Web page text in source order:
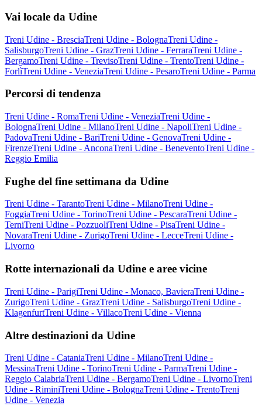
Vai locale da Udine
Treni Udine - BresciaTreni Udine - BolognaTreni Udine -
SalisburgoTreni Udine - GrazTreni Udine - FerraraTreni Udine -
BergamoTreni Udine - TrevisoTreni Udine - TrentoTreni Udine -
ForlìTreni Udine - VeneziaTreni Udine - PesaroTreni Udine - Parma
Percorsi di tendenza
Treni Udine - RomaTreni Udine - VeneziaTreni Udine -
BolognaTreni Udine - MilanoTreni Udine - NapoliTreni Udine -
PadovaTreni Udine - BariTreni Udine - GenovaTreni Udine -
FirenzeTreni Udine - AnconaTreni Udine - BeneventoTreni Udine -
Reggio Emilia
Fughe del fine settimana da Udine
Treni Udine - TarantoTreni Udine - MilanoTreni Udine -
FoggiaTreni Udine - TorinoTreni Udine - PescaraTreni Udine -
TerniTreni Udine - PozzuoliTreni Udine - PisaTreni Udine -
NovaraTreni Udine - ZurigoTreni Udine - LecceTreni Udine -
Livorno
Rotte internazionali da Udine e aree vicine
Treni Udine - ParigiTreni Udine - Monaco, BavieraTreni Udine -
ZurigoTreni Udine - GrazTreni Udine - SalisburgoTreni Udine -
KlagenfurtTreni Udine - VillacoTreni Udine - Vienna
Altre destinazioni da Udine
Treni Udine - CataniaTreni Udine - MilanoTreni Udine -
MessinaTreni Udine - TorinoTreni Udine - ParmaTreni Udine -
Reggio CalabriaTreni Udine - BergamoTreni Udine - LivornoTreni
Udine - RiminiTreni Udine - BolognaTreni Udine - TrentoTreni
Udine - Venezia